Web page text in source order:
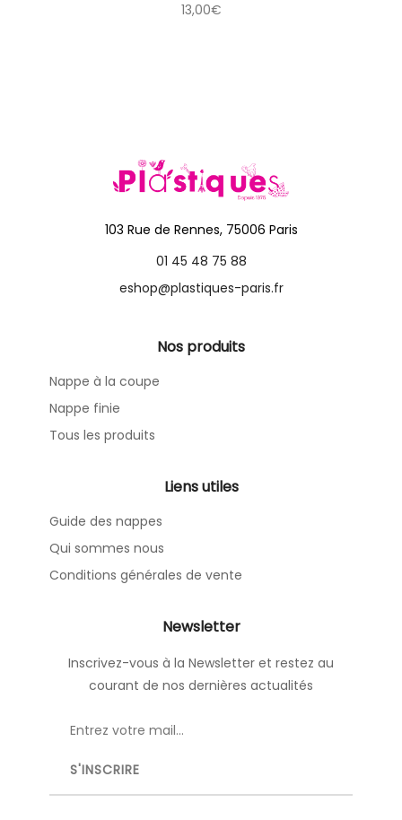
13,00€
103 Rue de Rennes, 75006 Paris
01 45 48 75 88
eshop@plastiques-paris.fr
Nos produits
Nappe à la coupe
Nappe finie
Tous les produits
Liens utiles
Guide des nappes
Qui sommes nous
Conditions générales de vente
Newsletter
Inscrivez-vous à la Newsletter et restez au
courant de nos dernières actualités